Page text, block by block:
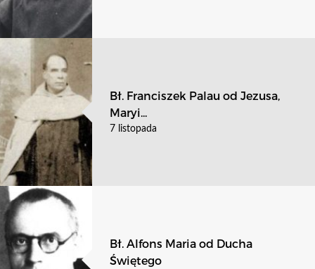
Bł. Franciszek Palau od Jezusa,
Maryi...
7 listopada
Bł. Alfons Maria od Ducha
Świętego